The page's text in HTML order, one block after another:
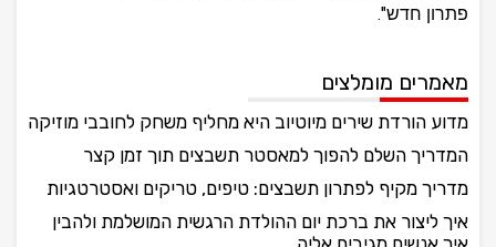
פתרון חדש".
מאמרים מומלצים
מדוע הורדת שירים מיוטיוב היא מחליף משחק לחובבי מוזיקה
המדריך השלם להפוך למאסטר תשבצים תוך זמן קצר
מדריך מקיף לפתרון תשבצים: טיפים, טריקים ואסטרטגיות
איך ליצור את ברכת יום ההולדת הרגשית המושלמת ולהבין